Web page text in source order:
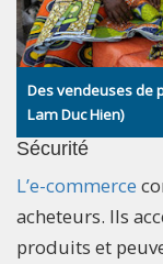
Des vendeuses de
Lam Duc Hien)
Sécurité
L’e-commerce
acheteurs. Ils
produits et